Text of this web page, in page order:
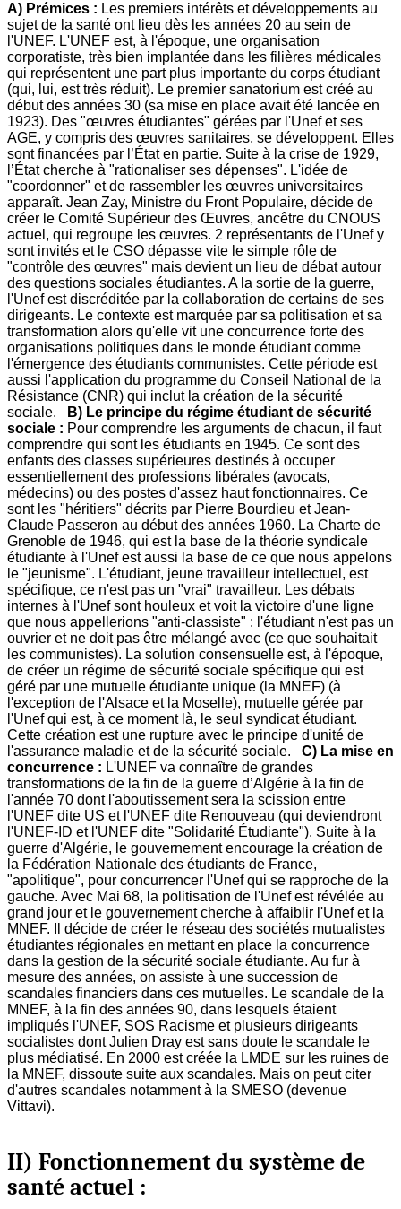
A) Prémices : Les premiers intérêts et développements au
sujet de la santé ont lieu dès les années 20 au sein de
l'UNEF. L'UNEF est, à l'époque, une organisation
corporatiste, très bien implantée dans les filières médicales
qui représentent une part plus importante du corps étudiant
(qui, lui, est très réduit). Le premier sanatorium est créé au
début des années 30 (sa mise en place avait été lancée en
1923). Des "œuvres étudiantes" gérées par l'Unef et ses
AGE, y compris des œuvres sanitaires, se développent. Elles
sont financées par l’État en partie. Suite à la crise de 1929,
l’État cherche à "rationaliser ses dépenses". L'idée de
"coordonner" et de rassembler les œuvres universitaires
apparaît. Jean Zay, Ministre du Front Populaire, décide de
créer le Comité Supérieur des Œuvres, ancêtre du CNOUS
actuel, qui regroupe les œuvres. 2 représentants de l'Unef y
sont invités et le CSO dépasse vite le simple rôle de
"contrôle des œuvres" mais devient un lieu de débat autour
des questions sociales étudiantes. A la sortie de la guerre,
l'Unef est discréditée par la collaboration de certains de ses
dirigeants. Le contexte est marquée par sa politisation et sa
transformation alors qu'elle vit une concurrence forte des
organisations politiques dans le monde étudiant comme
l'émergence des étudiants communistes. Cette période est
aussi l'application du programme du Conseil National de la
Résistance (CNR) qui inclut la création de la sécurité
sociale.
B) Le principe du régime étudiant de sécurité
sociale : Pour comprendre les arguments de chacun, il faut
comprendre qui sont les étudiants en 1945. Ce sont des
enfants des classes supérieures destinés à occuper
essentiellement des professions libérales (avocats,
médecins) ou des postes d'assez haut fonctionnaires. Ce
sont les "héritiers" décrits par Pierre Bourdieu et Jean-
Claude Passeron au début des années 1960. La Charte de
Grenoble de 1946, qui est la base de la théorie syndicale
étudiante à l'Unef est aussi la base de ce que nous appelons
le "jeunisme". L'étudiant, jeune travailleur intellectuel, est
spécifique, ce n'est pas un "vrai" travailleur. Les débats
internes à l'Unef sont houleux et voit la victoire d'une ligne
que nous appellerions "anti-classiste" : l'étudiant n'est pas un
ouvrier et ne doit pas être mélangé avec (ce que souhaitait
les communistes). La solution consensuelle est, à l'époque,
de créer un régime de sécurité sociale spécifique qui est
géré par une mutuelle étudiante unique (la MNEF) (à
l'exception de l'Alsace et la Moselle), mutuelle gérée par
l'Unef qui est, à ce moment là, le seul syndicat étudiant.
Cette création est une rupture avec le principe d'unité de
l'assurance maladie et de la sécurité sociale. C) La mise en
concurrence : L'UNEF va connaître de grandes
transformations de la fin de la guerre d’Algérie à la fin de
l'année 70 dont l'aboutissement sera la scission entre
l'UNEF dite US et l'UNEF dite Renouveau (qui deviendront
l'UNEF-ID et l'UNEF dite "Solidarité Étudiante"). Suite à la
guerre d'Algérie, le gouvernement encourage la création de
la Fédération Nationale des étudiants de France,
"apolitique", pour concurrencer l'Unef qui se rapproche de la
gauche. Avec Mai 68, la politisation de l'Unef est révélée au
grand jour et le gouvernement cherche à affaiblir l'Unef et la
MNEF. Il décide de créer le réseau des sociétés mutualistes
étudiantes régionales en mettant en place la concurrence
dans la gestion de la sécurité sociale étudiante. Au fur à
mesure des années, on assiste à une succession de
scandales financiers dans ces mutuelles. Le scandale de la
MNEF, à la fin des années 90, dans lesquels étaient
impliqués l'UNEF, SOS Racisme et plusieurs dirigeants
socialistes dont Julien Dray est sans doute le scandale le
plus médiatisé. En 2000 est créée la LMDE sur les ruines de
la MNEF, dissoute suite aux scandales. Mais on peut citer
d'autres scandales notamment à la SMESO (devenue
Vittavi).
II) Fonctionnement du système de
santé actuel :